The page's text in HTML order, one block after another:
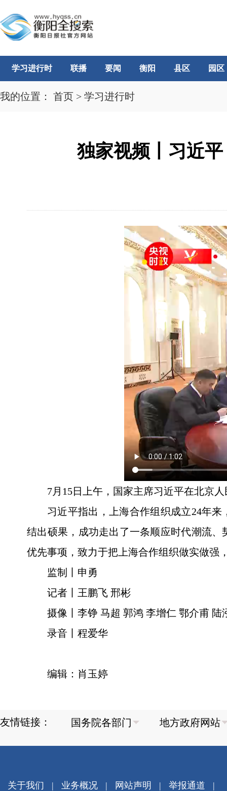
学习进行时 联播 要闻 衡阳 县区 园区
我的位置： 首页 > 学习进行时
独家视频丨习近
7月15日上午，国家主席习近平在北京
习近平指出，上海合作组织成立24年
结出硕果，成功走出了一条顺应时代潮流
优先事项，致力于把上海合作组织做实做强
监制丨申勇
记者丨王鹏飞 邢彬
摄像丨李铮 马超 郭鸿 李增仁 鄂介甫 陆
录音丨程爱华
编辑：肖玉婷
友情链接：
关于我们 | 业务概况| 网站声明 | 举报通道 |